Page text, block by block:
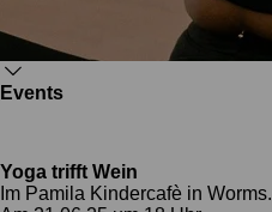
Events
Yoga trifft Wein
Im Pamila Kindercafè in Worms.